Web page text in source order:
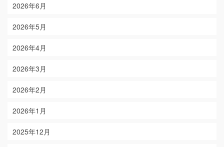
2026年6月
2026年5月
2026年4月
2026年3月
2026年2月
2026年1月
2025年12月